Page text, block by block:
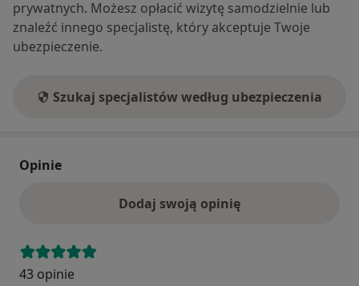
prywatnych. Możesz opłacić wizytę samodzielnie lub
znaleźć innego specjalistę, który akceptuje Twoje
ubezpieczenie.
Szukaj specjalistów według ubezpieczenia
Opinie
Dodaj swoją opinię
43 opinie